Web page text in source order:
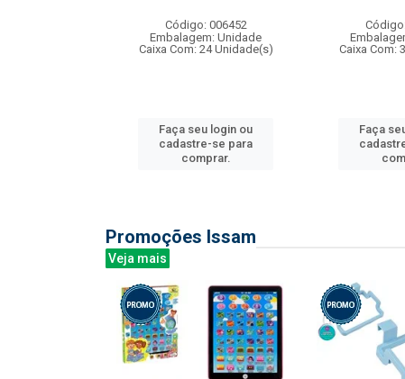
Código: 006452
Embalagem: Unidade
Caixa Com: 24 Unidade(s)
Faça seu login ou
cadastre-se para
comprar.
Caixa Com:
Faça
Promoções Issam
Veja mais